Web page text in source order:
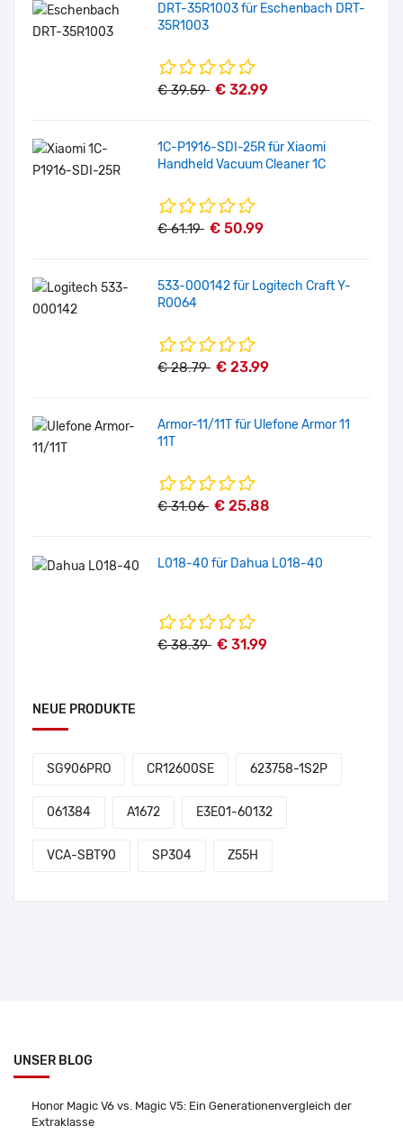
DRT-35R1003 für Eschenbach DRT-
35R1003
€ 39.59 € 32.99
1C-P1916-SDI-25R für Xiaomi
Handheld Vacuum Cleaner 1C
€ 61.19 € 50.99
533-000142 für Logitech Craft Y-
R0064
€ 28.79 € 23.99
Armor-11/11T für Ulefone Armor 11
11T
€ 31.06 € 25.88
L018-40 für Dahua L018-40
€ 38.39 € 31.99
NEUE PRODUKTE
SG906PRO CR12600SE 623758-1S2P
061384 A1672 E3E01-60132
VCA-SBT90 SP304 Z55H
UNSER BLOG
Honor Magic V6 vs. Magic V5: Ein Generationenvergleich der
Extraklasse